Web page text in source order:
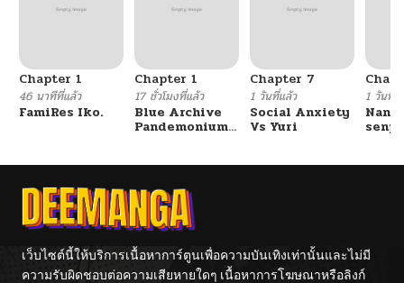
Chapter 1
46 นาทีที่แล้ว
FamiRes Iko.
Chapter 1
17 ชั่วโมงที่แล้ว
Blue Archive
Pandemonium
Chapter 7
1 วันที่แล้ว
Social Anxiety
Vs Yuri
1 วันที่แ
เว็บไซต์นี้ให้บริการเนื้อหาการ์ตูนเพื่อความบันเทิงเท่านั้นและไม่มี
ความรับผิดชอบต่อความเสียหายใดๆ เนื้อหาการโฆษณาหรือลิงก์